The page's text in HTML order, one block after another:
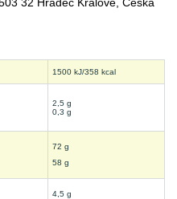
1500 kJ/358 kcal
2,5 g
0,3 g
72 g
58 g
4,5 g